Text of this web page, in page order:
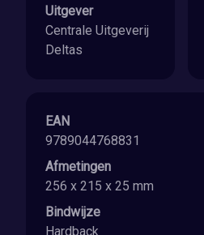
Uitgever
Centrale Uitgeverij
Deltas
EAN
9789044768831
Afmetingen
256 x 215 x 25 mm
Bindwijze
Hardback